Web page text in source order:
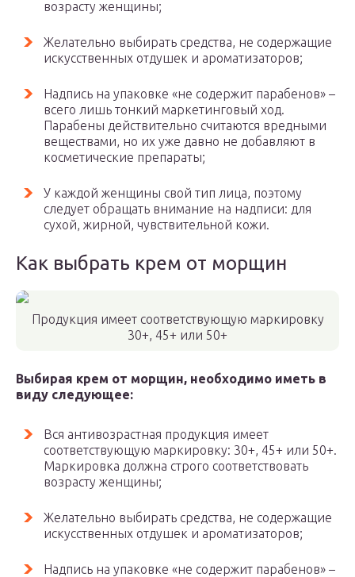
возрасту женщины;
Желательно выбирать средства, не содержащие
искусственных отдушек и ароматизаторов;
Надпись на упаковке «не содержит парабенов» –
всего лишь тонкий маркетинговый ход.
Парабены действительно считаются вредными
веществами, но их уже давно не добавляют в
косметические препараты;
У каждой женщины свой тип лица, поэтому
следует обращать внимание на надписи: для
сухой, жирной, чувствительной кожи.
Как выбрать крем от морщин
Продукция имеет соответствующую маркировку
30+, 45+ или 50+
Выбирая крем от морщин, необходимо иметь в
виду следующее:
Вся антивозрастная продукция имеет
соответствующую маркировку: 30+, 45+ или 50+.
Маркировка должна строго соответствовать
возрасту женщины;
Желательно выбирать средства, не содержащие
искусственных отдушек и ароматизаторов;
Надпись на упаковке «не содержит парабенов» –